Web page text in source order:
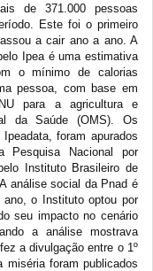
de 371.000 pessoas
Este foi o primeiro
a cair ano a ano. A
Ipea é uma estimativa
o mínimo de calorias
pessoa, com base em
para a agricultura e
da Saúde (OMS). Os
foram apurados
Pesquisa Nacional por
Instituto Brasileiro de
análise social da Pnad é
o Instituto optou por
seu impacto no cenário
a análise mostrava
a divulgação entre o 1º
foram publicados